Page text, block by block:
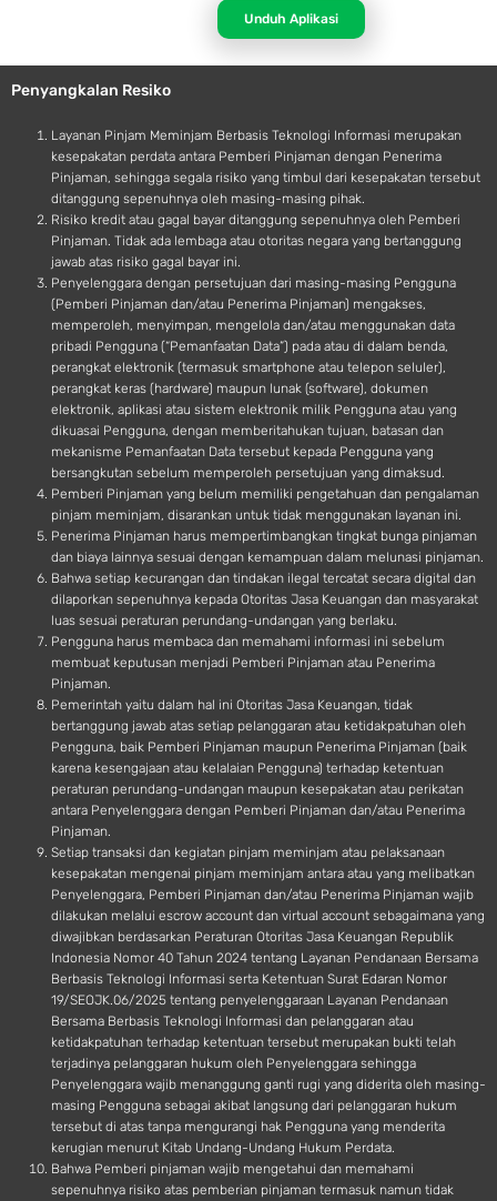
p
l
e
d
r
o
d
Unduh Aplikasi
Penyangkalan Resiko
Layanan Pinjam Meminjam Berbasis Teknologi Informasi merupakan
kesepakatan perdata antara Pemberi Pinjaman dengan Penerima
Pinjaman, sehingga segala risiko yang timbul dari kesepakatan tersebut
ditanggung sepenuhnya oleh masing-masing pihak.
Risiko kredit atau gagal bayar ditanggung sepenuhnya oleh Pemberi
Pinjaman. Tidak ada lembaga atau otoritas negara yang bertanggung
jawab atas risiko gagal bayar ini.
Penyelenggara dengan persetujuan dari masing-masing Pengguna
(Pemberi Pinjaman dan/atau Penerima Pinjaman) mengakses,
memperoleh, menyimpan, mengelola dan/atau menggunakan data
pribadi Pengguna (“Pemanfaatan Data”) pada atau di dalam benda,
perangkat elektronik (termasuk smartphone atau telepon seluler),
perangkat keras (hardware) maupun lunak (software), dokumen
elektronik, aplikasi atau sistem elektronik milik Pengguna atau yang
dikuasai Pengguna, dengan memberitahukan tujuan, batasan dan
mekanisme Pemanfaatan Data tersebut kepada Pengguna yang
bersangkutan sebelum memperoleh persetujuan yang dimaksud.
Pemberi Pinjaman yang belum memiliki pengetahuan dan pengalaman
pinjam meminjam, disarankan untuk tidak menggunakan layanan ini.
Penerima Pinjaman harus mempertimbangkan tingkat bunga pinjaman
dan biaya lainnya sesuai dengan kemampuan dalam melunasi pinjaman.
Bahwa setiap kecurangan dan tindakan ilegal tercatat secara digital dan
dilaporkan sepenuhnya kepada Otoritas Jasa Keuangan dan masyarakat
luas sesuai peraturan perundang-undangan yang berlaku.
Pengguna harus membaca dan memahami informasi ini sebelum
membuat keputusan menjadi Pemberi Pinjaman atau Penerima
Pinjaman.
Pemerintah yaitu dalam hal ini Otoritas Jasa Keuangan, tidak
bertanggung jawab atas setiap pelanggaran atau ketidakpatuhan oleh
Pengguna, baik Pemberi Pinjaman maupun Penerima Pinjaman (baik
karena kesengajaan atau kelalaian Pengguna) terhadap ketentuan
peraturan perundang-undangan maupun kesepakatan atau perikatan
antara Penyelenggara dengan Pemberi Pinjaman dan/atau Penerima
Pinjaman.
Setiap transaksi dan kegiatan pinjam meminjam atau pelaksanaan
kesepakatan mengenai pinjam meminjam antara atau yang melibatkan
Penyelenggara, Pemberi Pinjaman dan/atau Penerima Pinjaman wajib
dilakukan melalui escrow account dan virtual account sebagaimana yang
diwajibkan berdasarkan Peraturan Otoritas Jasa Keuangan Republik
Indonesia Nomor 40 Tahun 2024 tentang Layanan Pendanaan Bersama
Berbasis Teknologi Informasi serta Ketentuan Surat Edaran Nomor
19/SEOJK.06/2025 tentang penyelenggaraan Layanan Pendanaan
Bersama Berbasis Teknologi Informasi dan pelanggaran atau
ketidakpatuhan terhadap ketentuan tersebut merupakan bukti telah
terjadinya pelanggaran hukum oleh Penyelenggara sehingga
Penyelenggara wajib menanggung ganti rugi yang diderita oleh masing-
masing Pengguna sebagai akibat langsung dari pelanggaran hukum
tersebut di atas tanpa mengurangi hak Pengguna yang menderita
kerugian menurut Kitab Undang-Undang Hukum Perdata.
Bahwa Pemberi pinjaman wajib mengetahui dan memahami
sepenuhnya risiko atas pemberian pinjaman termasuk namun tidak